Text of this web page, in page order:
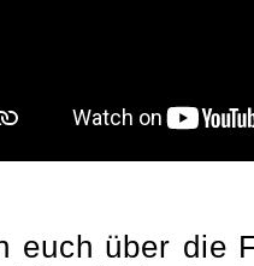
euch über die